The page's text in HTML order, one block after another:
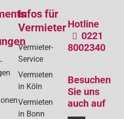
Infos für
Vermieter
Vermieter-
Service
Vermieten
in Köln
Vermieten
in Bonn
Hotline
0221
8002340
Besuchen
Sie uns
auch auf